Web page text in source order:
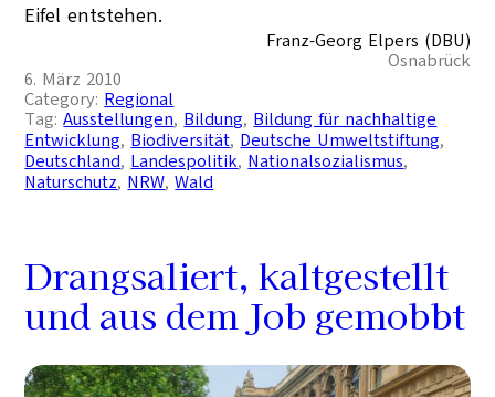
Eifel entstehen.
Franz-Georg Elpers (DBU)
Osnabrück
6. März 2010
Category: Regional
Tag:Ausstellungen, Bildung, Bildung für nachhaltige
Entwicklung, Biodiversität, Deutsche Umweltstiftung
Deutschland, Landespolitik, Nationalsozialismus
Naturschutz, NRW, Wald
Drangsaliert, kaltgestellt
und aus dem Job gemobbt